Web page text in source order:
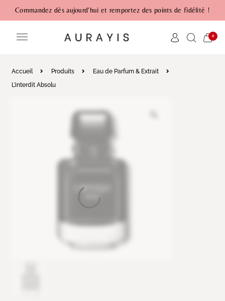
Commandez dès aujourd'hui et remportez des points de fidélité !
0
Accueil Produits
Eau de Parfum & Extrait
L’interdit Absolu